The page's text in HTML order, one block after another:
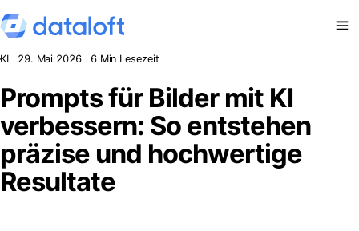
Zum Inhalt springen
KI 29. Mai 2026 6 Min Lesezeit
Prompts für Bilder mit KI
verbessern: So entstehen
präzise und hochwertige
Resultate